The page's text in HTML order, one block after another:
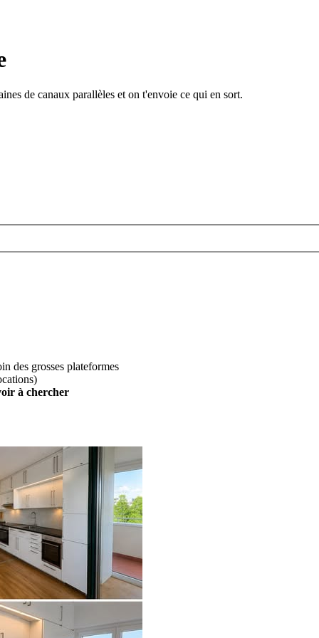
de canaux parallèles et on t'envoie ce qui en sort.
des grosses plateformes
à chercher